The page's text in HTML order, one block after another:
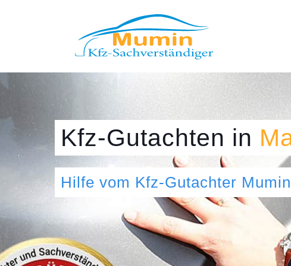
Kfz-Gutachten in
Hilfe vom Kfz-Gutachter Mumin